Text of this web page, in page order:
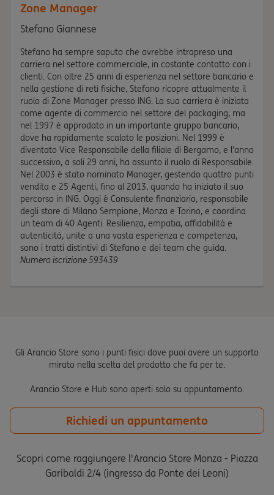
Zone Manager
Stefano Giannese
Stefano ha sempre saputo che avrebbe intrapreso una
carriera nel settore commerciale, in costante contatto con i
clienti. Con oltre 25 anni di esperienza nel settore bancario e
nella gestione di reti fisiche, Stefano ricopre attualmente il
ruolo di Zone Manager presso ING. La sua carriera è iniziata
come agente di commercio nel settore del packaging, ma
nel 1997 è approdato in un importante gruppo bancario,
dove ha rapidamente scalato le posizioni. Nel 1999 è
diventato Vice Responsabile della filiale di Bergamo, e l'anno
successivo, a soli 29 anni, ha assunto il ruolo di Responsabile.
Nel 2003 è stato nominato Manager, gestendo quattro punti
vendita e 25 Agenti, fino al 2013, quando ha iniziato il suo
percorso in ING. Oggi è Consulente finanziario, responsabile
degli store di Milano Sempione, Monza e Torino, e coordina
un team di 40 Agenti. Resilienza, empatia, affidabilità e
autenticità, unite a una vasta esperienza e competenza,
sono i tratti distintivi di Stefano e dei team che guida.
Numero iscrizione 593439
Gli Arancio Store sono i punti fisici dove puoi avere un supporto
mirato nella scelta del prodotto che fa per te.
Arancio Store e Hub sono aperti solo su appuntamento.
Richiedi un appuntamento
Scopri come raggiungere l'Arancio Store Monza - Piazza
Garibaldi 2/4 (ingresso da Ponte dei Leoni)